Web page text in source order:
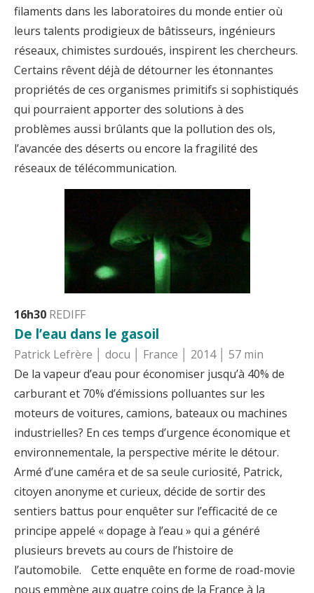
filaments dans les laboratoires du monde entier où
leurs talents prodigieux de bâtisseurs, ingénieurs
réseaux, chimistes surdoués, inspirent les chercheurs.
Certains rêvent déjà de détourner les étonnantes
propriétés de ces organismes primitifs si sophistiqués
qui pourraient apporter des solutions à des
problèmes aussi brûlants que la pollution des ols,
l’avancée des déserts ou encore la fragilité des
réseaux de télécommunication.
16h30 REDIFF
De l’eau dans le gasoil
Patrick Lefrère │ docu │ France │ 2014 │ 57 min
De la vapeur d’eau pour économiser jusqu’à 40% de
carburant et 70% d’émissions polluantes sur les
moteurs de voitures, camions, bateaux ou machines
industrielles? En ces temps d’urgence économique et
environnementale, la perspective mérite le détour.
Armé d’une caméra et de sa seule curiosité, Patrick,
citoyen anonyme et curieux, décide de sortir des
sentiers battus pour enquêter sur l’efficacité de ce
principe appelé « dopage à l’eau » qui a généré
plusieurs brevets au cours de l’histoire de
l’automobile. Cette enquête en forme de road-movie
nous emmène aux quatre coins de la France à la